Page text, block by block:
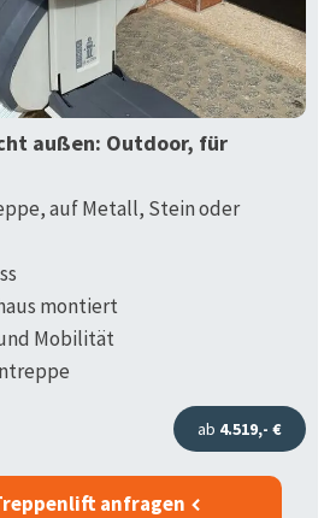
außen: Outdoor, für
auf Metall, Stein oder
montiert
Mobilität
ab 4.519,- €
anfragen